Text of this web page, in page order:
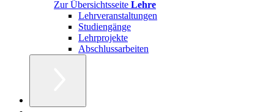
Zur Übersichtsseite Lehre
Lehrveranstaltungen
Studiengänge
Lehrprojekte
Abschlussarbeiten